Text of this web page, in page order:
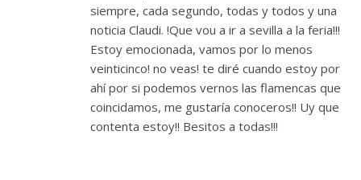
siempre, cada segundo, todas y todos y una
noticia Claudi. !Que vou a ir a sevilla a la feria!!!
Estoy emocionada, vamos por lo menos
veinticinco! no veas! te diré cuando estoy por
ahí por si podemos vernos las flamencas que
coincidamos, me gustaría conoceros!! Uy que
contenta estoy!! Besitos a todas!!!